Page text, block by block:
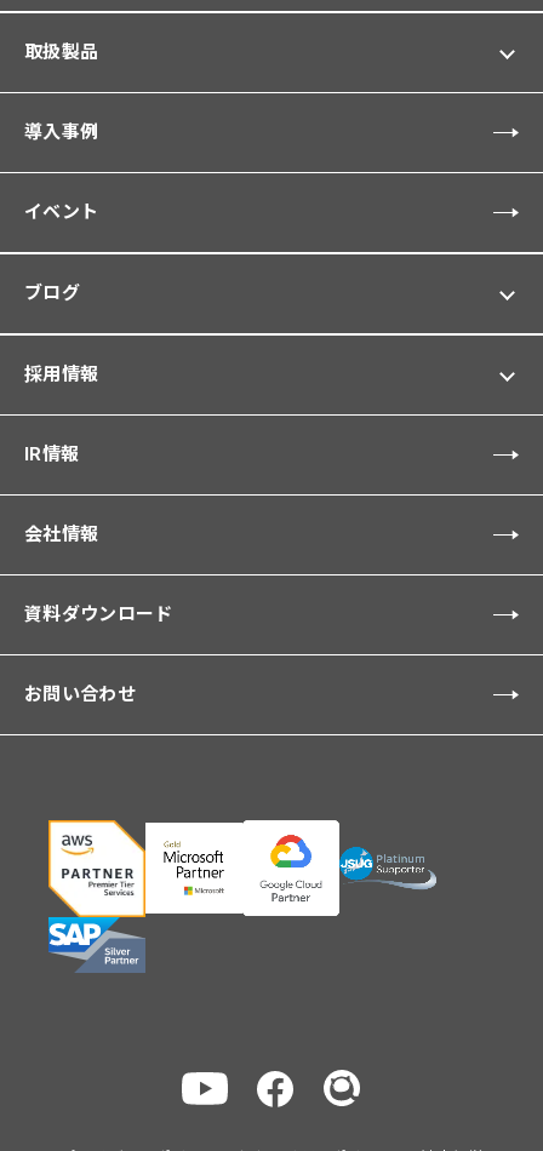
取扱製品
導入事例
イベント
ブログ
採用情報
IR情報
会社情報
資料ダウンロード
お問い合わせ